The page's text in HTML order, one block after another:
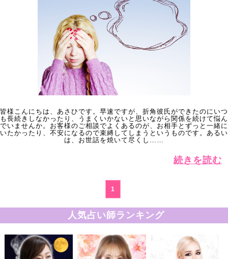
皆様こんにちは、あさひです。早速ですが、折角彼氏ができたのにいつ
も長続きしなかったり、うまくいかないと思いながら関係を続けて悩ん
でいませんか。お客様のご相談でよくあるのが、お相手とずっと一緒に
いたかったり、不安になるので束縛してしまうというものです。あるい
は、お世話を焼いて尽くし……
続きを読む
1
人気占い師ランキング